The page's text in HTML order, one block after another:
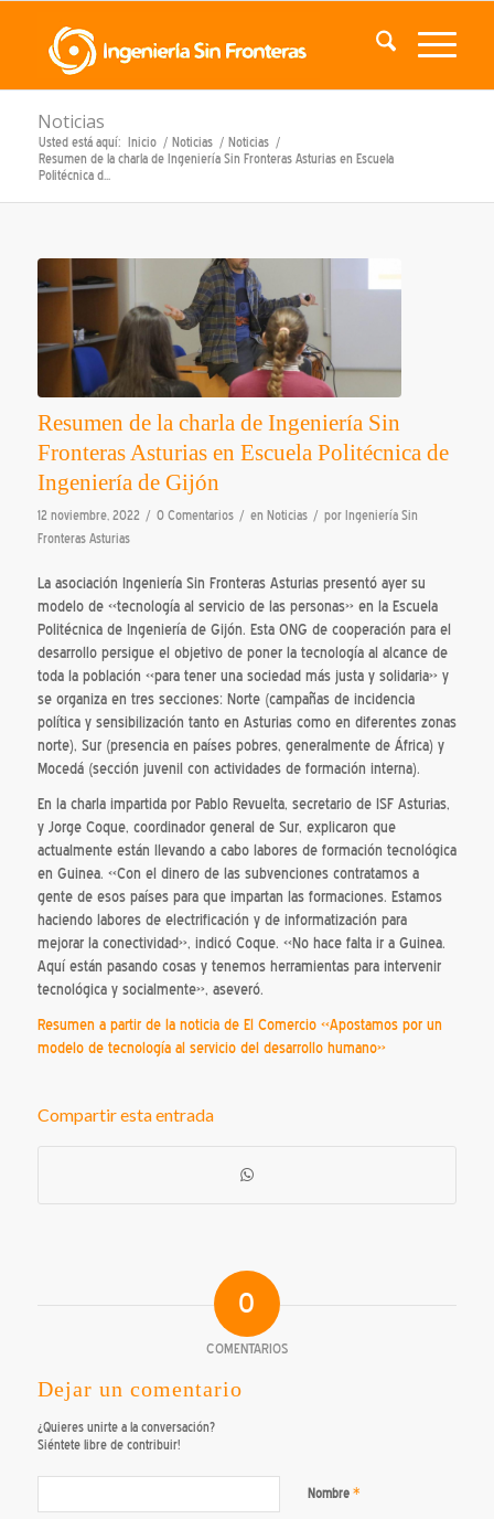
Noticias
Usted está aquí: Inicio / Noticias / Noticias /
Resumen de la charla de Ingeniería Sin Fronteras Asturias en Escuela
Politécnica d...
Resumen de la charla de Ingeniería Sin
Fronteras Asturias en Escuela Politécnica de
Ingeniería de Gijón
12 noviembre, 2022 / 0 Comentarios / en Noticias / por Ingeniería Sin
Fronteras Asturias
La asociación Ingeniería Sin Fronteras Asturias presentó ayer su
modelo de «tecnología al servicio de las personas» en la Escuela
Politécnica de Ingeniería de Gijón. Esta ONG de cooperación para el
desarrollo persigue el objetivo de poner la tecnología al alcance de
toda la población «para tener una sociedad más justa y solidaria» y
se organiza en tres secciones: Norte (campañas de incidencia
política y sensibilización tanto en Asturias como en diferentes zonas
norte), Sur (presencia en países pobres, generalmente de África) y
Mocedá (sección juvenil con actividades de formación interna).
En la charla impartida por Pablo Revuelta, secretario de ISF Asturias,
y Jorge Coque, coordinador general de Sur, explicaron que
actualmente están llevando a cabo labores de formación tecnológica
en Guinea. «Con el dinero de las subvenciones contratamos a
gente de esos países para que impartan las formaciones. Estamos
haciendo labores de electrificación y de informatización para
mejorar la conectividad», indicó Coque. «No hace falta ir a Guinea.
Aquí están pasando cosas y tenemos herramientas para intervenir
tecnológica y socialmente», aseveró.
Resumen a partir de la noticia de El Comercio «Apostamos por un
modelo de tecnología al servicio del desarrollo humano»
Compartir esta entrada
0
COMENTARIOS
Dejar un comentario
¿Quieres unirte a la conversación?
Siéntete libre de contribuir!
Nombre *